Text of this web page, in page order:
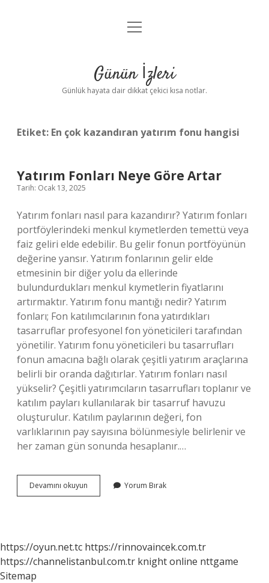
Anasayfa
Yasal Uyarı
menüyü
Günün İzleri
Günlük hayata dair dikkat çekici kısa notlar.
Etiket: En çok kazandıran yatırım fonu hangisi
Yatırım Fonları Neye Göre Artar
Tarih: Ocak 13, 2025
Yatırım fonları nasıl para kazandırır? Yatırım fonları
portföylerindeki menkul kıymetlerden temettü veya
faiz geliri elde edebilir. Bu gelir fonun portföyünün
değerine yansır. Yatırım fonlarının gelir elde
etmesinin bir diğer yolu da ellerinde
bulundurdukları menkul kıymetlerin fiyatlarını
artırmaktır. Yatırım fonu mantığı nedir? Yatırım
fonları; Fon katılımcılarının fona yatırdıkları
tasarruflar profesyonel fon yöneticileri tarafından
yönetilir. Yatırım fonu yöneticileri bu tasarrufları
fonun amacına bağlı olarak çeşitli yatırım araçlarına
belirli bir oranda dağıtırlar. Yatırım fonları nasıl
yükselir? Çeşitli yatırımcıların tasarrufları toplanır ve
katılım payları kullanılarak bir tasarruf havuzu
oluşturulur. Katılım paylarının değeri, fon
varlıklarının pay sayısına bölünmesiyle belirlenir ve
her zaman gün sonunda hesaplanır.…
Devamını okuyun
Fonları
Yorum Bırak
https://oyun.net.tc https://rinnovaincek.com.tr
https://channelistanbul.com.tr knight online nttgame
Sitemap